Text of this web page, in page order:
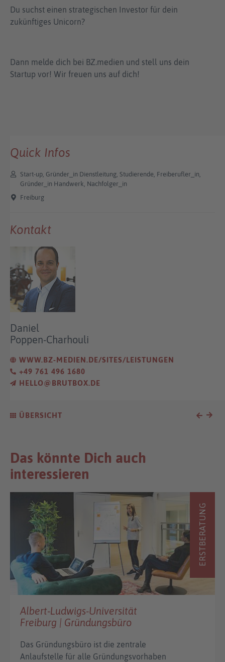
Du suchst einen strategischen Investor für dein
zukünftiges Unicorn?
Dann melde dich bei BZ.medien und stell uns dein
Startup vor! Wir freuen uns auf dich!
ÜBERSICHT
Quick Infos
Start-up, Gründer_in Dienstleitung, Studierende, Freiberufler_in,
Gründer_in Handwerk, Nachfolger_in
Freiburg
Kontakt
Daniel
Poppen-Charhouli
WWW.BZ-MEDIEN.DE/SITES/LEISTUNGEN
+49 761 496 1680
HELLO@BRUTBOX.DE
Das könnte Dich auch
interessieren
ERSTBERATUNG
Albert-Ludwigs-Universität
Freiburg | Gründungsbüro
Das Gründungsbüro ist die zentrale
Anlaufstelle für alle Gründungsvorhaben